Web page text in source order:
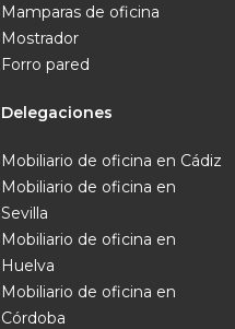
Mamparas de oficina
Mostrador
Forro pared
Delegaciones
Mobiliario de oficina en Cádiz
Mobiliario de oficina en
Sevilla
Mobiliario de oficina en
Huelva
Mobiliario de oficina en
Córdoba